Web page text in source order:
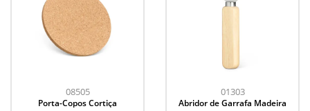
08505
Porta-Copos Cortiça
01303
Abridor de Garrafa Madeira